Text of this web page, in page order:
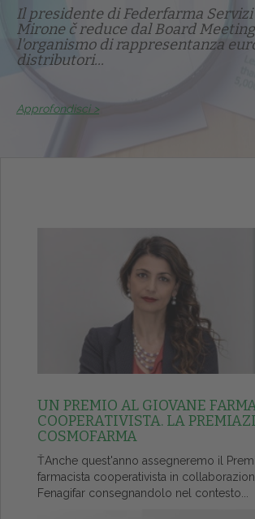
Il presidente di Federfarma
Mirone č reduce dal Board
l'organismo di rappresentanza
distributori...
Approfondisci >
UN PREMIO AL GIOVANE
COOPERATIVISTA. LA
COSMOFARMA
ŤAnche quest'anno assegneremo il
farmacista cooperativista in
Fenagifar consegnandolo nel contesto...